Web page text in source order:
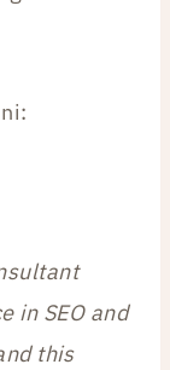
in SEO and
this